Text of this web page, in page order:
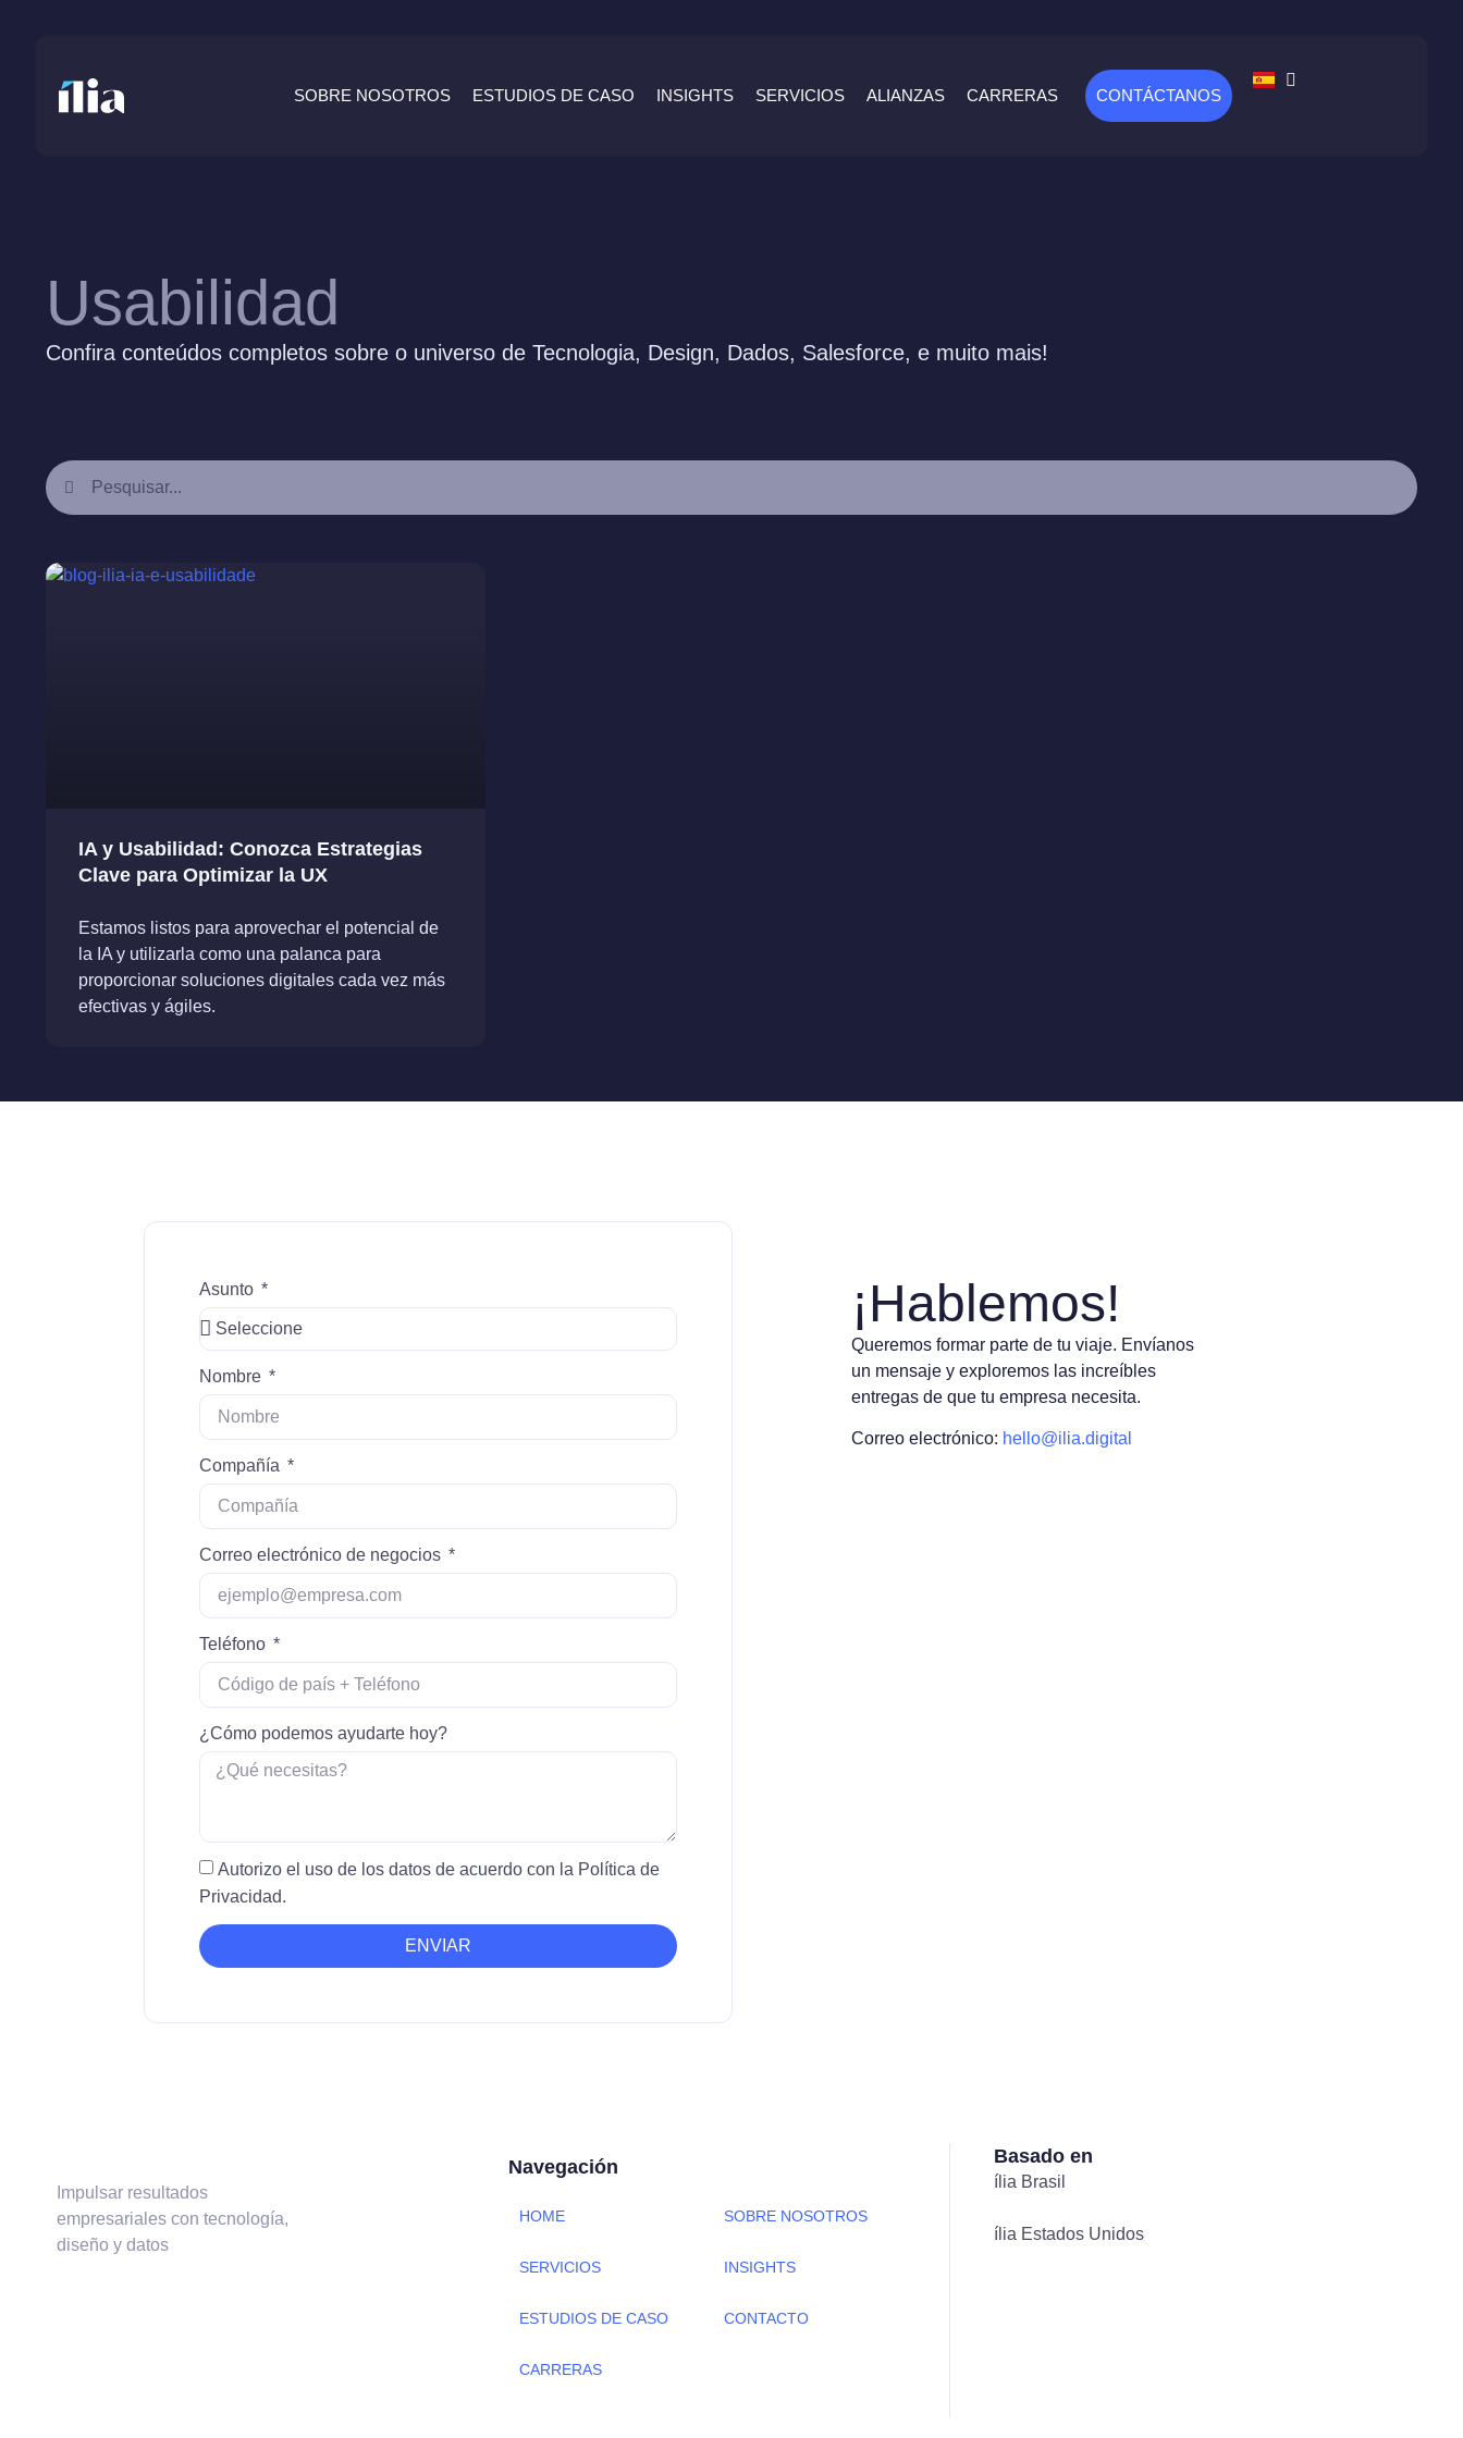
SOBRE NOSOTROS ESTUDIOS DE CASO INSIGHTS SERVICIOS ALIANZAS CARRERAS CONTÁCTANOS
Usabilidad
Confira conteúdos completos sobre o universo de Tecnologia, Design, Dados, Salesforce, e muito mais!
IA y Usabilidad: Conozca Estrategias
Clave para Optimizar la UX
Estamos listos para aprovechar el potencial de
la IA y utilizarla como una palanca para
proporcionar soluciones digitales cada vez más
efectivas y ágiles.
Asunto
Nombre
Compañía
Correo electrónico de negocios
Teléfono
¿Cómo podemos ayudarte hoy?
Autorizo ​​el uso de los datos de acuerdo con la Política de
Privacidad.
ENVIAR
¡Hablemos!
Queremos formar parte de tu viaje. Envíanos
un mensaje y exploremos las increíbles
entregas de que tu empresa necesita.
Correo electrónico: hello@ilia.digital
Impulsar resultados
empresariales con tecnología,
diseño y datos
Navegación
HOME
SERVICIOS
ESTUDIOS DE CASO
CARRERAS
SOBRE NOSOTROS
INSIGHTS
CONTACTO
Basado en
ília Brasil
ília Estados Unidos